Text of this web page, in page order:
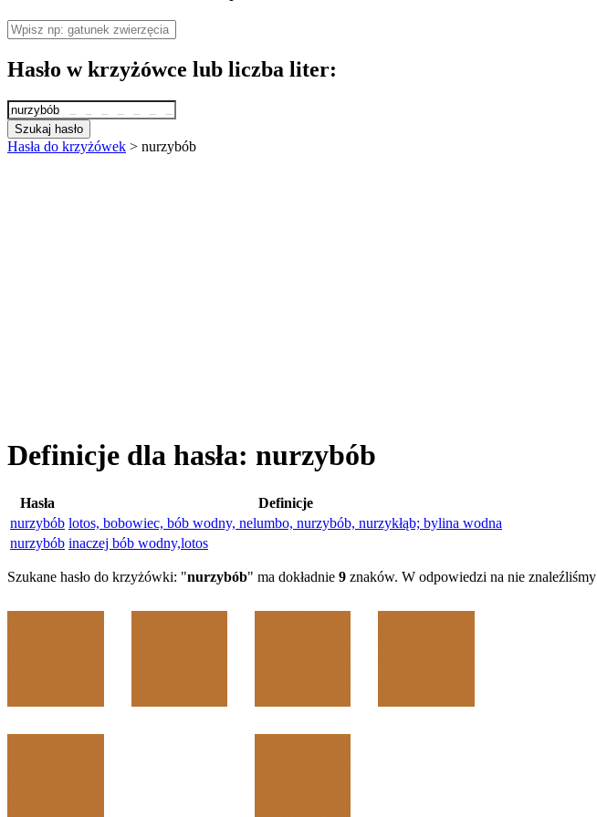
Hasło w krzyżówce lub liczba liter:
Szukaj hasło
Hasła do krzyżówek > nurzybób
Definicje dla hasła: nurzybób
Hasła
Definicje
nurzybób lotos, bobowiec, bób wodny, nelumbo, nurzybób, nurzykłąb; bylina wodna
nurzybób inaczej bób wodny,lotos
Szukane hasło do krzyżówki: "nurzybób" ma dokładnie 9 znaków. W odpowiedzi na nie znaleźliśmy